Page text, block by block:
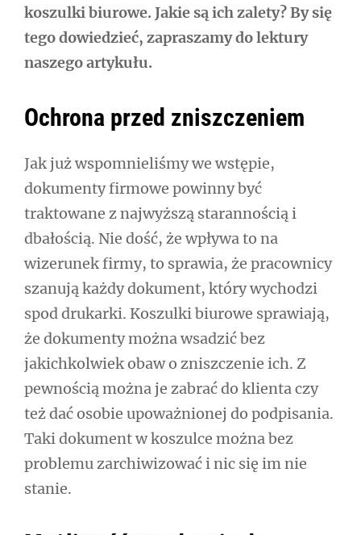
koszulki biurowe. Jakie są ich zalety? By się
tego dowiedzieć, zapraszamy do lektury
naszego artykułu.
Ochrona przed zniszczeniem
Jak już wspomnieliśmy we wstępie,
dokumenty firmowe powinny być
traktowane z najwyższą starannością i
dbałością. Nie dość, że wpływa to na
wizerunek firmy, to sprawia, że pracownicy
szanują każdy dokument, który wychodzi
spod drukarki. Koszulki biurowe sprawiają,
że dokumenty można wsadzić bez
jakichkolwiek obaw o zniszczenie ich. Z
pewnością można je zabrać do klienta czy
też dać osobie upoważnionej do podpisania.
Taki dokument w koszulce można bez
problemu zarchiwizować i nic się im nie
stanie.